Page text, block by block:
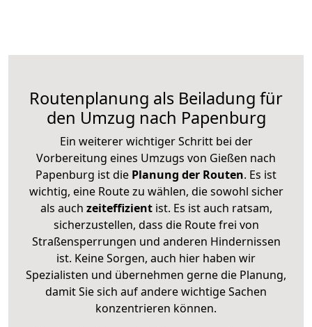
Routenplanung als Beiladung für
den Umzug nach Papenburg
Ein weiterer wichtiger Schritt bei der
Vorbereitung eines Umzugs von Gießen nach
Papenburg ist die Planung der Routen. Es ist
wichtig, eine Route zu wählen, die sowohl sicher
als auch zeiteffizientist. Es ist auch ratsam,
sicherzustellen, dass die Route frei von
Straßensperrungen und anderen Hindernissen
ist. Keine Sorgen, auch hier haben wir
Spezialisten und übernehmen gerne die Planung,
damit Sie sich auf andere wichtige Sachen
konzentrieren können.